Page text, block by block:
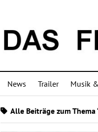
News Trailer Musik
Alle Beiträge zum Thema